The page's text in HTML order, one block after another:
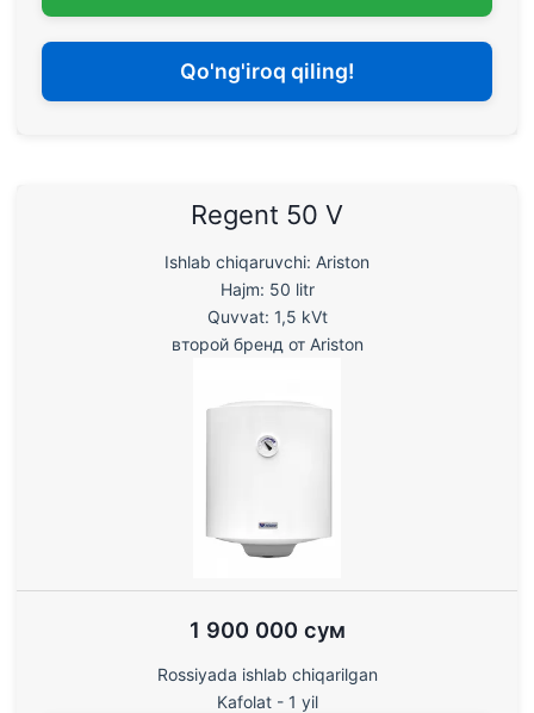
Qo'ng'iroq qiling!
Regent 50 V
Ishlab chiqaruvchi: Ariston
Hajm: 50 litr
Quvvat: 1,5 kVt
второй бренд от Ariston
1 900 000 сум
Rossiyada ishlab chiqarilgan
Kafolat - 1 yil